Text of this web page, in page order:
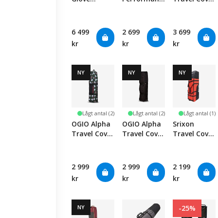
6 499
kr
2 699
kr
3 699
kr
NY
Lågt antal (2)
OGIO Alpha
Travel Cover
2 999
kr
NY
Lågt antal (2)
OGIO Alpha
Travel Cover
2 999
kr
NY
Lågt antal (1)
Srixon
Travel Cover
2 199
kr
NY -25%